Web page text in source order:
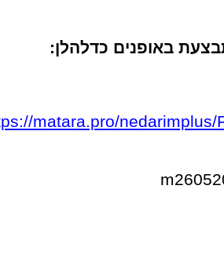
באופנים כדלהלן:
matara.pro/nedarimplus/